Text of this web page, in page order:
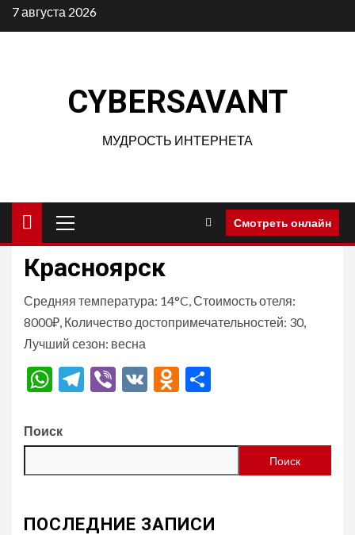
Перейти
к
7 августа 2026
CYBERSAVANT
МУДРОСТЬ ИНТЕРНЕТА
меню
Смотреть онлайн
Красноярск
Средняя температура: 14°C, Стоимость отеля:
8000₽, Количество достопримечательностей: 30,
Лучший сезон: весна
WhatsApp
Telegram
Viber
VK Odnoklassniki
Поиск
Поиск
ПОСЛЕДНИЕ ЗАПИСИ